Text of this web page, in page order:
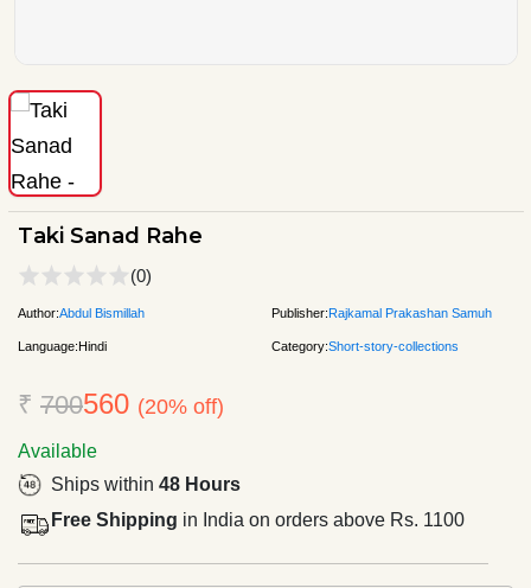
Taki Sanad Rahe
(0)
Author:Abdul Bismillah Publisher:Rajkamal Prakashan Samuh
Language:Hindi Category:Short-story-collections
₹ 700560 (20% off)
Available
Ships within 48 Hours
Free Shipping in India on orders above Rs. 1100